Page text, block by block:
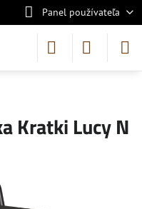
Panel používateľa
Kratki Lucy N